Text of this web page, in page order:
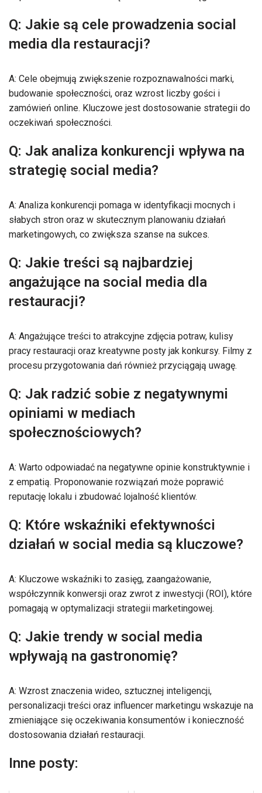
Q: Jakie są cele prowadzenia social
media dla restauracji?
A: Cele obejmują zwiększenie rozpoznawalności marki,
budowanie społeczności, oraz wzrost liczby gości i
zamówień online. Kluczowe jest dostosowanie strategii do
oczekiwań społeczności.
Q: Jak analiza konkurencji wpływa na
strategię social media?
A: Analiza konkurencji pomaga w identyfikacji mocnych i
słabych stron oraz w skutecznym planowaniu działań
marketingowych, co zwiększa szanse na sukces.
Q: Jakie treści są najbardziej
angażujące na social media dla
restauracji?
A: Angażujące treści to atrakcyjne zdjęcia potraw, kulisy
pracy restauracji oraz kreatywne posty jak konkursy. Filmy z
procesu przygotowania dań również przyciągają uwagę.
Q: Jak radzić sobie z negatywnymi
opiniami w mediach
społecznościowych?
A: Warto odpowiadać na negatywne opinie konstruktywnie i
z empatią. Proponowanie rozwiązań może poprawić
reputację lokalu i zbudować lojalność klientów.
Q: Które wskaźniki efektywności
działań w social media są kluczowe?
A: Kluczowe wskaźniki to zasięg, zaangażowanie,
współczynnik konwersji oraz zwrot z inwestycji (ROI), które
pomagają w optymalizacji strategii marketingowej.
Q: Jakie trendy w social media
wpływają na gastronomię?
A: Wzrost znaczenia wideo, sztucznej inteligencji,
personalizacji treści oraz influencer marketingu wskazuje na
zmieniające się oczekiwania konsumentów i konieczność
dostosowania działań restauracji.
Inne posty: